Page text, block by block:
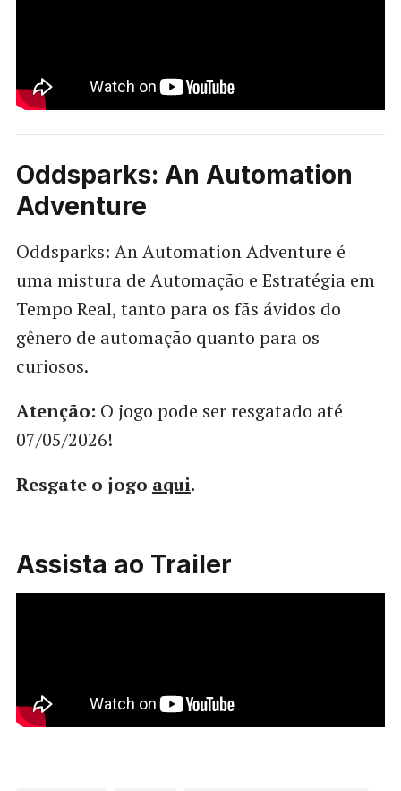
Oddsparks: An Automation
Adventure
Oddsparks: An Automation Adventure é
uma mistura de Automação e Estratégia em
Tempo Real, tanto para os fãs ávidos do
gênero de automação quanto para os
curiosos.
Atenção: O jogo pode ser resgatado até
07/05/2026!
Resgate o jogo aqui.
Assista ao Trailer